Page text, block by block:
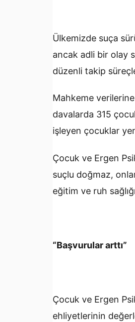
Ülkemizde suça
ancak adli bir olay
düzenli takip
Mahkeme verilerine
davalarda 315
işleyen çocuklar yer
Çocuk ve Ergen
suçlu doğmaz,
eğitim ve ruh
“Başvurular arttı”
Çocuk ve Ergen
ehliyetlerinin